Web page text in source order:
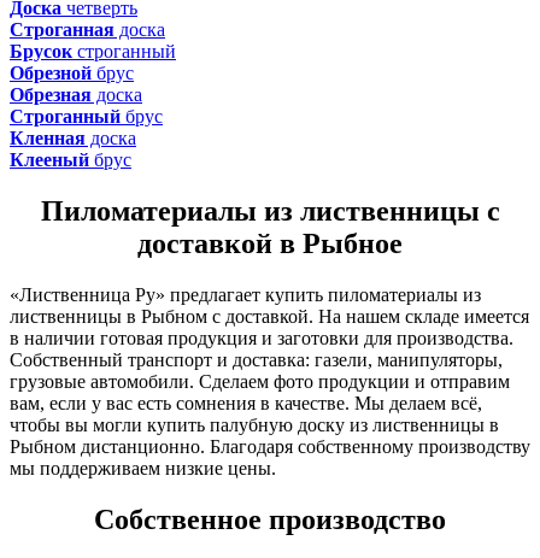
Доска четверть
Строганная доска
Брусок строганный
Обрезной брус
Обрезная доска
Строганный брус
Кленная доска
Клееный брус
Пиломатериалы из лиственницы с
доставкой в Рыбное
«Лиственница Ру» предлагает купить пиломатериалы из
лиственницы в Рыбном с доставкой. На нашем складе имеется
в наличии готовая продукция и заготовки для производства.
Собственный транспорт и доставка: газели, манипуляторы,
грузовые автомобили. Сделаем фото продукции и отправим
вам, если у вас есть сомнения в качестве. Мы делаем всё,
чтобы вы могли купить палубную доску из лиственницы в
Рыбном дистанционно. Благодаря собственному производству
мы поддерживаем низкие цены.
Собственное производство